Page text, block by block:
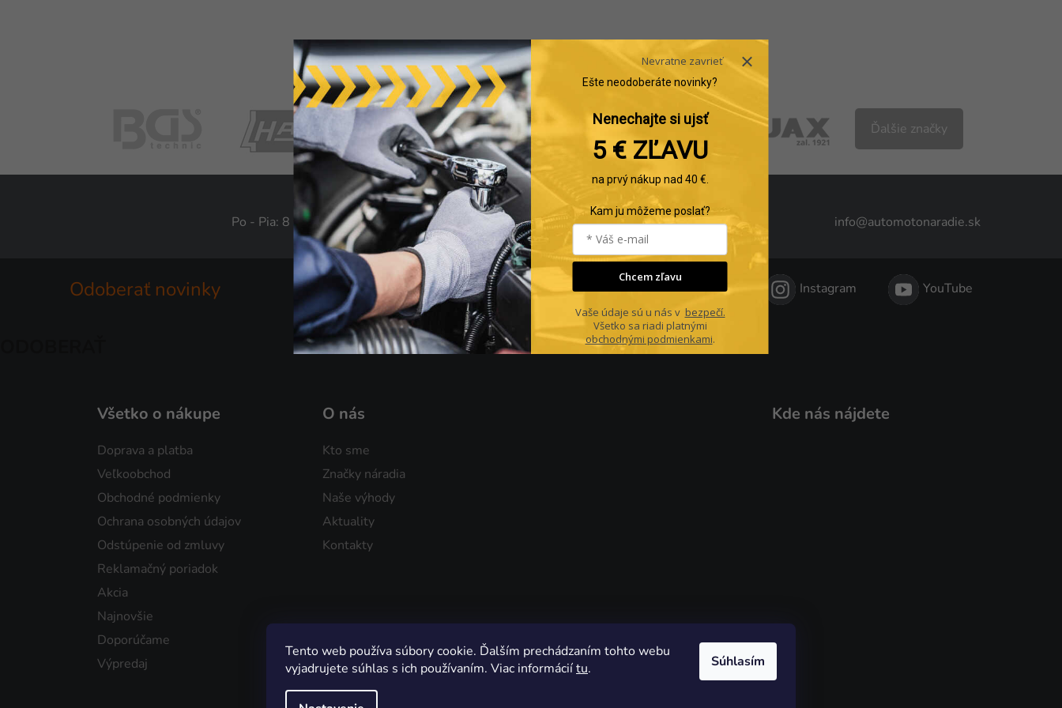
Tento web používa súbory cookie. Ďalším prechádzaním tohto webu
vyjadrujete súhlas s ich používaním. Viac informáciítu. Súhlasím
Ďalšie značky
Po - Pia: 8 - 16 +420 530 514 840 info@automotonaradie.sk
Odoberať novinky Facebook Heureka Instagram YouTube
Všetko o nákupe
Doprava a platba
Veľkoobchod
Obchodné podmienky
Ochrana osobných údajov
Odstúpenie od zmluvy
Reklamačný poriadok
Akcia
Najnovšie
Doporúčame
Výpredaj
O nás
Kto sme
Značky náradia
Naše výhody
Aktuality
Kontakty
Kde nás nájdete
Nevratne zavrieť
Ešte neodoberáte novinky?
Nenechajte si ujsť
5 € ZĽAVU
na prvý nákup nad 40 €.
Kam ju môžeme poslať?
Chcem zľavu
Vaše údaje sú u nás v bezpečí.
Všetko sa riadi platnými
obchodnými podmienkami.